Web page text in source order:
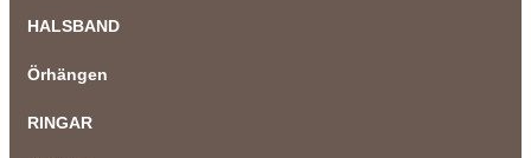
HALSBAND
Örhängen
RINGAR